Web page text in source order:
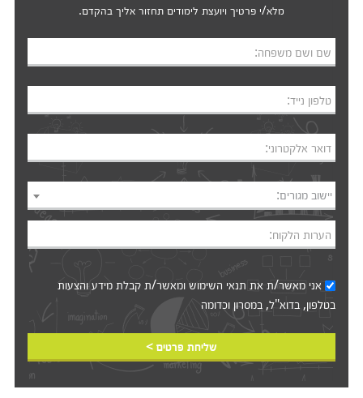
מלא/י פרטיך ויועצת לימודים תחזור אליך בהקדם.
שם ושם משפחה:
טלפון נייד:
דואר אלקטרוני:
יישוב מגורים:
הערות הלקוח:
אני מאשר/ת את תנאי השימושומאשר/ת קבלת מידע והצעות
בטלפון, בדוא"ל, במסרון וכדומה‎‎
שליחת פרטים >